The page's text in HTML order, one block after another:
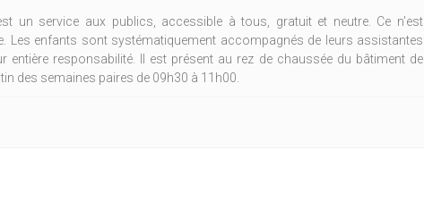
un service aux publics, accessible à tous, gratuit et neutre. Ce n'est
Les enfants sont systématiquement accompagnés de leurs assistantes
entière responsabilité. Il est présent au rez de chaussée du bâtiment de
des semaines paires de 09h30 à 11h00.